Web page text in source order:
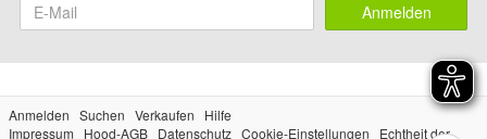
Anmelden
Anmelden Suchen Verkaufen
Hilfe
Impressum
Hood-AGB Datenschutz Cookie-Einstellungen Echtheit der